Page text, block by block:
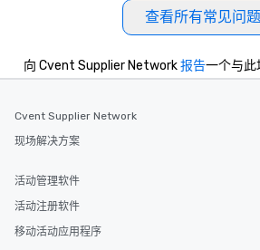
查看所有常见问题
向 Cvent Supplier Network报告一个与此
Cvent Supplier Network
现场解决方案
活动管理软件
活动注册软件
移动活动应用程序